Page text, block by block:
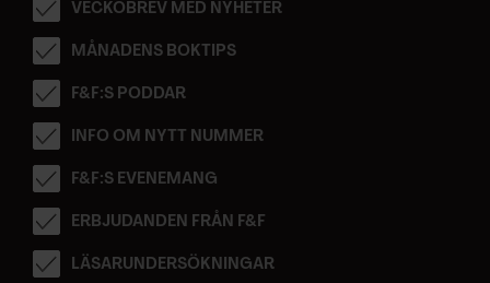
information från din enhet till de sociala medier och
annons- och analysföretag som vi samarbetar med.
Dessa kan i sin tur kombinera informationen med annan
information som du har tillhandahållit eller som de har
VECKOBREV MED NYHETER
MÅNADENS BOKTIPS
F&F:S PODDAR
INFO OM NYTT NUMMER
F&F:S EVENEMANG
ERBJUDANDEN FRÅN F&F
LÄSARUNDERSÖKNINGAR